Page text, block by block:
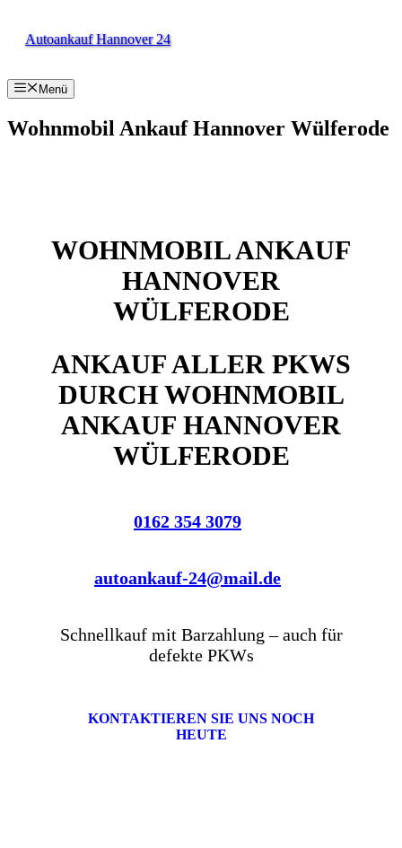
InhaltAutoankauf Hannover 24
Menü
Wohnmobil Ankauf Hannover Wülferode
WOHNMOBIL ANKAUF
HANNOVER
WÜLFERODE
ANKAUF ALLER PKWS
DURCH WOHNMOBIL
ANKAUF HANNOVER
WÜLFERODE
0162 354 3079
autoankauf-24@mail.de
Schnellkauf mit Barzahlung – auch für
defekte PKWs
KONTAKTIEREN SIE UNS NOCH
HEUTE